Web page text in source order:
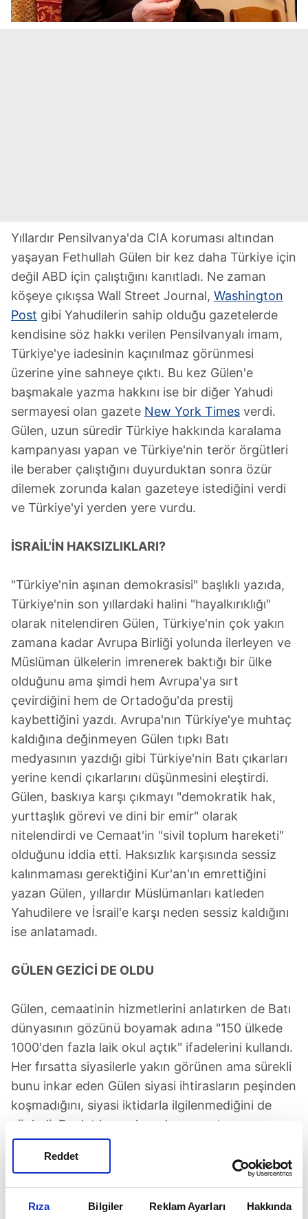
Rıza Bilgiler Reklam Ayarları Hakkında
Reddet
Yıllardır Pensilvanya'da CIA koruması altından
yaşayan Fethullah Gülen bir kez daha Türkiye için
değil ABD için çalıştığını kanıtladı. Ne zaman
köşeye çıkışsa Wall Street Journal, Washington
Post gibi Yahudilerin sahip olduğu gazetelerde
kendisine söz hakkı verilen Pensilvanyalı imam,
Türkiye'ye iadesinin kaçınılmaz görünmesi
üzerine yine sahneye çıktı. Bu kez Gülen'e
başmakale yazma hakkını ise bir diğer Yahudi
sermayesi olan gazete New York Times verdi.
Gülen, uzun süredir Türkiye hakkında karalama
kampanyası yapan ve Türkiye'nin terör örgütleri
ile beraber çalıştığını duyurduktan sonra özür
dilemek zorunda kalan gazeteye istediğini verdi
ve Türkiye'yi yerden yere vurdu.
İSRAİL'İN HAKSIZLIKLARI?
"Türkiye'nin aşınan demokrasisi" başlıklı yazıda,
Türkiye'nin son yıllardaki halini "hayalkırıklığı"
olarak nitelendiren Gülen, Türkiye'nin çok yakın
zamana kadar Avrupa Birliği yolunda ilerleyen ve
Müslüman ülkelerin imrenerek baktığı bir ülke
olduğunu ama şimdi hem Avrupa'ya sırt
çevirdiğini hem de Ortadoğu'da prestij
kaybettiğini yazdı. Avrupa'nın Türkiye'ye muhtaç
kaldığına değinmeyen Gülen tıpkı Batı
medyasının yazdığı gibi Türkiye'nin Batı çıkarları
yerine kendi çıkarlarını düşünmesini eleştirdi.
Gülen, baskıya karşı çıkmayı "demokratik hak,
yurttaşlık görevi ve dini bir emir" olarak
nitelendirdi ve Cemaat'in "sivil toplum hareketi"
olduğunu iddia etti. Haksızlık karşısında sessiz
kalınmaması gerektiğini Kur'an'ın emrettiğini
yazan Gülen, yıllardır Müslümanları katleden
Yahudilere ve İsrail'e karşı neden sessiz kaldığını
ise anlatamadı.
GÜLEN GEZİCİ DE OLDU
Gülen, cemaatinin hizmetlerini anlatırken de Batı
dünyasının gözünü boyamak adına "150 ülkede
1000'den fazla laik okul açtık" ifadelerini kullandı.
Her fırsatta siyasilerle yakın görünen ama sürekli
bunu inkar eden Gülen siyasi ihtirasların peşinden
koşmadığını, siyasi iktidarla ilgilenmediğini de
söyledi. Devlet kurumlarında cemaat
mensuplarının bulunduğunu da itiraf eden Gülen,
hükümetin sadece kendilerini hedef almadığını
anlatırken Gezi Parkı'na destek vererek "Barışçıl
göstericilere de karşı çıktılar" ifadesini kullandı.